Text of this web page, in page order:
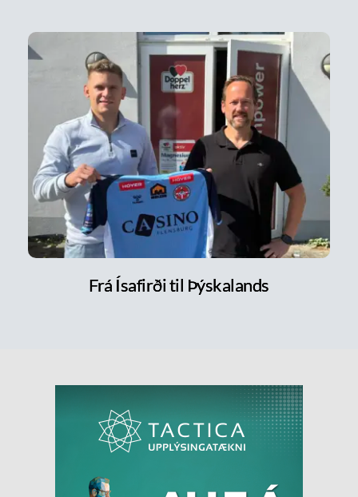
Frá Ísafirði til Þýskalands